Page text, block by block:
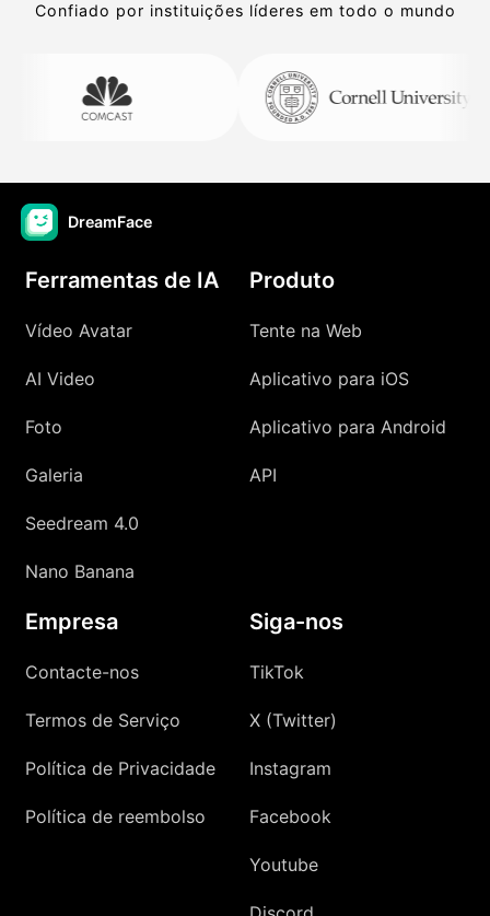
Confiado por instituições líderes em todo o mundo
DreamFace
Ferramentas de IA
Vídeo Avatar
AI Video
Foto
Galeria
Seedream 4.0
Nano Banana
Produto
Tente na Web
Aplicativo para iOS
Aplicativo para Android
API
Empresa
Contacte-nos
Termos de Serviço
Política de Privacidade
Política de reembolso
Siga-nos
TikTok
X (Twitter)
Instagram
Facebook
Youtube